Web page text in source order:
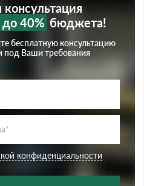
40% бюджета!
бесплатную консультацию
под Ваши требования
конфиденциальности